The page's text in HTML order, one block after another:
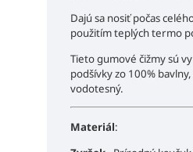
Dajú sa nosiť počas
použitím teplých termo
Tieto gumové čižmy sú
podšívky zo 100%
vodotesný.
Materiál: